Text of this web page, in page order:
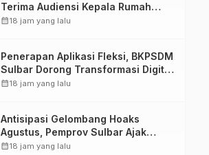
Terima Audiensi Kepala Rumah
Sakit TK. III Punggawa Malolo
calendar_month18 jam yang lalu
Penerapan Aplikasi Fleksi, BKPSDM
Sulbar Dorong Transformasi Digital
Sistem Kehadiran ASN
calendar_month18 jam yang lalu
Antisipasi Gelombang Hoaks
Agustus, Pemprov Sulbar Ajak
Warga Jaga Ruang Digital
calendar_month18 jam yang lalu